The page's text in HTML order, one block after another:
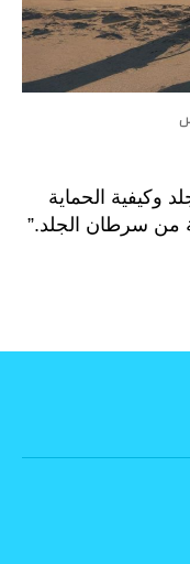
وكيفية الحماية
من سرطان الجلد.”